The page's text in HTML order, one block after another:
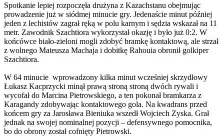
Spotkanie lepiej rozpoczęła drużyna z Kazachstanu obejmując
prowadzenie już w siódmej minucie gry. Jedenaście minut później
jeden z lechistów zagrał ręką w polu karnym i sędzia wskazał na 11
metr. Zawodnik Szachtiora wykorzystał okazję i było już 0:2. W
końcówce biało-zieloni mogli zdobyć bramkę kontaktową, ale strzał
z wolnego Mateusza Machaja i dobitkę Rahouia obronił golkiper
Szachtiora.
W 64 minucie wprowadzony kilka minut wcześniej skrzydłowy
Łukasz Kacprzycki minął prawą stroną stroną dwóch rywali i
wycofał do Marcina Pietrowskiego, a ten pokonał bramkarza z
Karagandy zdobywając kontaktowego gola. Na kwadrans przed
końcem gry za Jarosława Bieniuka wszedł Wojciech Zyska. Grał
jednak na swojej nominalnej pozycji – defensywnego pomocnika,
bo do obrony został cofnięty Pietrowski.